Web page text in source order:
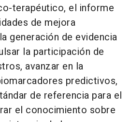
terapéutico, el informe
de mejora
generación de evidencia
la participación de
avanzar en la
predictivos,
de referencia para el
el conocimiento sobre